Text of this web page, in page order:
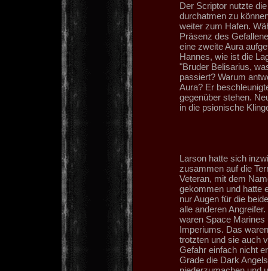
Der Scriptor nutzte
durchatmen zu
weiter zum Hafen.
Präsenz des
eine zweite Aura
Hannes, wie ist die
"Bruder Belisarius,
passiert? Warum
Aura? Er
gegenüber stehen.
in die psionische
Larson hatte sich
zusammen auf die
Veteran, mit dem
gekommen und hatte
nur Augen für die
alle anderen
waren Space Marines
Imperiums. Das
trotzten und sie auch
Gefahr einfach nicht
Grade die Dark